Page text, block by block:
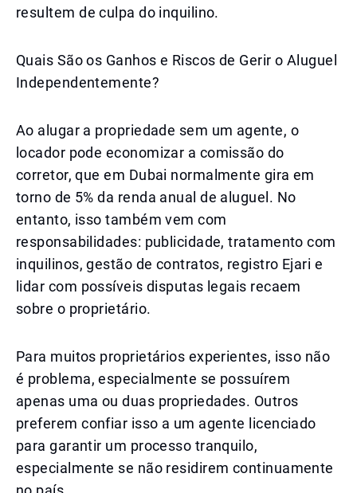
resultem de culpa do inquilino.
Quais São os Ganhos e Riscos de Gerir o Aluguel
Independentemente?
Ao alugar a propriedade sem um agente, o
locador pode economizar a comissão do
corretor, que em Dubai normalmente gira em
torno de 5% da renda anual de aluguel. No
entanto, isso também vem com
responsabilidades: publicidade, tratamento com
inquilinos, gestão de contratos, registro Ejari e
lidar com possíveis disputas legais recaem
sobre o proprietário.
Para muitos proprietários experientes, isso não
é problema, especialmente se possuírem
apenas uma ou duas propriedades. Outros
preferem confiar isso a um agente licenciado
para garantir um processo tranquilo,
especialmente se não residirem continuamente